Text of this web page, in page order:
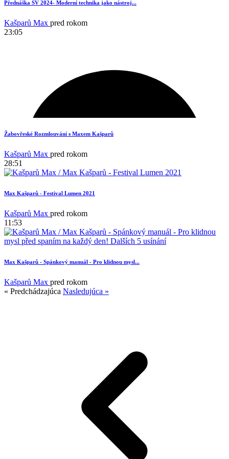
Přednáška SV 2024- Moderní technika jako nástroj...
Kašparů Max pred rokom
23:05
2
Žabovřeské Rozmlouvání s Maxem Kašparů
Kašparů Max pred rokom
28:51
Max Kašparů - Festival Lumen 2021
Kašparů Max pred rokom
11:53
Max Kašparů - Spánkový manuál - Pro klidnou mysl...
Kašparů Max pred rokom
« Predchádzajúca Nasledujúca »